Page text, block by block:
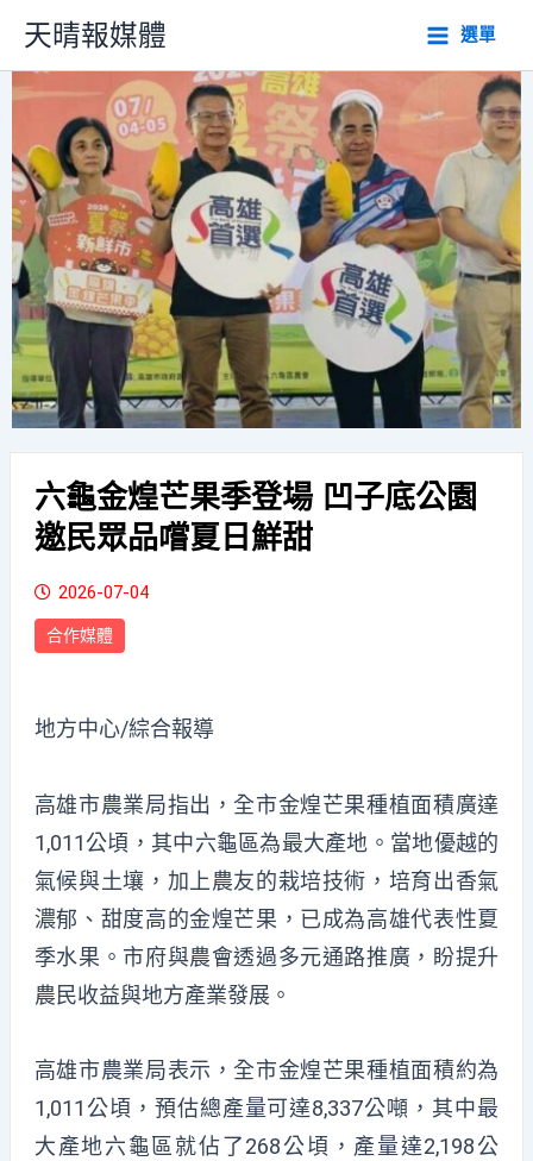
主
要
容
天晴報媒體 選單
六龜金煌芒果季登場 凹子底公園
邀民眾品嚐夏日鮮甜
2026-07-04
合作媒體
地方中心/綜合報導
高雄市農業局指出，全市金煌芒果種植面積廣達
1,011公頃，其中六龜區為最大產地。當地優越的
氣候與土壤，加上農友的栽培技術，培育出香氣
濃郁、甜度高的金煌芒果，已成為高雄代表性夏
季水果。市府與農會透過多元通路推廣，盼提升
農民收益與地方產業發展。
高雄市農業局表示，全市金煌芒果種植面積約為
1,011公頃，預估總產量可達8,337公噸，其中最
大產地六龜區就佔了268公頃，產量達2,198公